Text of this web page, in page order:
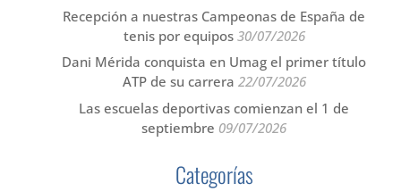
Recepción a nuestras Campeonas de España de
tenis por equipos 30/07/2026
Dani Mérida conquista en Umag el primer título
ATP de su carrera 22/07/2026
Las escuelas deportivas comienzan el 1 de
septiembre 09/07/2026
Categorías